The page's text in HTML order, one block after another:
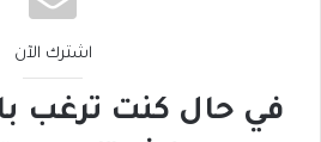
اشترك الآن
في حال كنت ترغب